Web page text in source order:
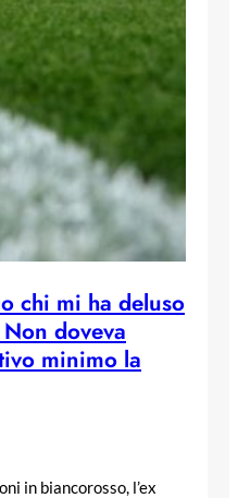
chi mi ha deluso
doveva
minimo la
in biancorosso, l’ex